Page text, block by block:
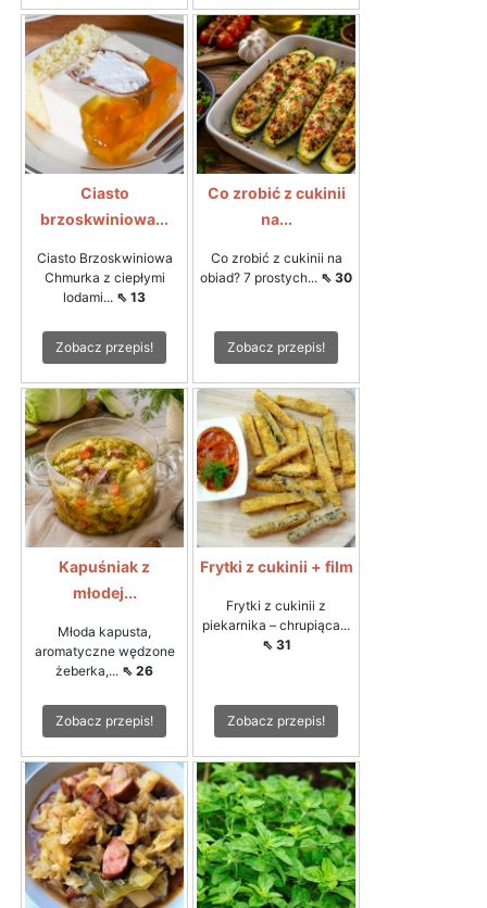
Ciasto
brzoskwiniowa...
Ciasto Brzoskwiniowa
Chmurka z ciepłymi
lodami... ⇖ 13
Zobacz przepis!
Co zrobić z cukinii
na...
Co zrobić z cukinii na
obiad? 7 prostych... ⇖ 30
Zobacz przepis!
Kapuśniak z
młodej...
Młoda kapusta,
aromatyczne wędzone
żeberka,... ⇖ 26
Zobacz przepis!
Frytki z cukinii + film
Frytki z cukinii z
piekarnika – chrupiąca...
⇖ 31
Zobacz przepis!